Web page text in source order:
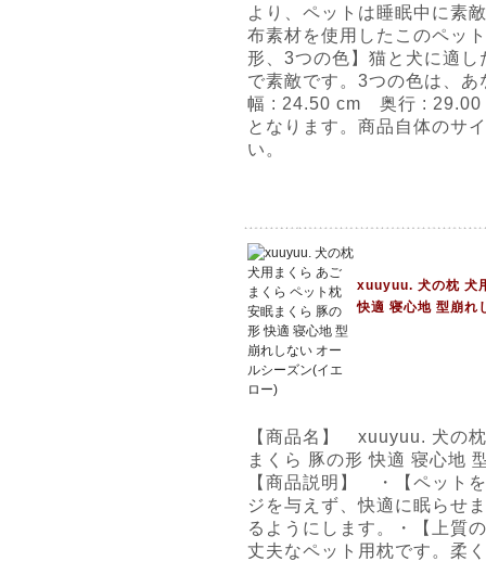
より、ペットは睡眠中に素
布素材を使用したこのペッ
形、3つの色】猫と犬に適
で素敵です。3つの色は、
幅 : 24.50 cm 奥行 :
となります。商品自体のサ
い。
xuuyuu. 犬の枕 犬
快適 寝心地 型崩れ
【商品名】 xuuyuu. 犬の
まくら 豚の形 快適 寝心地
【商品説明】 ・【ペット
ジを与えず、快適に眠らせ
るようにします。・【上質
丈夫なペット用枕です。柔